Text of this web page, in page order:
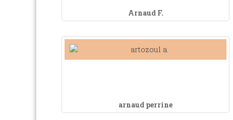
Arnaud F.
arnaud perrine